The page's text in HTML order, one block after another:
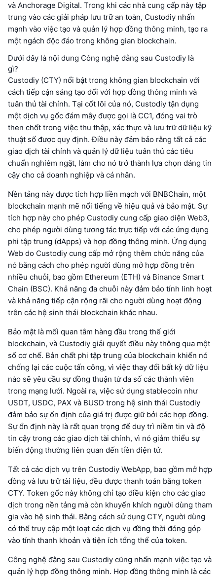
và Anchorage Digital. Trong khi các nhà cung cấp này tập
trung vào các giải pháp lưu trữ an toàn, Custodiy nhấn
mạnh vào việc tạo và quản lý hợp đồng thông minh, tạo ra
một ngách độc đáo trong không gian blockchain.
Dưới đây là nội dung Công nghệ đằng sau Custodiy là
gì?
Custodiy (CTY) nổi bật trong không gian blockchain với
cách tiếp cận sáng tạo đối với hợp đồng thông minh và
tuân thủ tài chính. Tại cốt lõi của nó, Custodiy tận dụng
một dịch vụ gốc đám mây được gọi là CC1, đóng vai trò
then chốt trong việc thu thập, xác thực và lưu trữ dữ liệu kỹ
thuật số được quy định. Điều này đảm bảo rằng tất cả các
giao dịch tài chính và quản lý dữ liệu tuân thủ các tiêu
chuẩn nghiêm ngặt, làm cho nó trở thành lựa chọn đáng tin
cậy cho cả doanh nghiệp và cá nhân.
Nền tảng này được tích hợp liền mạch với BNBChain, một
blockchain mạnh mẽ nổi tiếng về hiệu quả và bảo mật. Sự
tích hợp này cho phép Custodiy cung cấp giao diện Web3,
cho phép người dùng tương tác trực tiếp với các ứng dụng
phi tập trung (dApps) và hợp đồng thông minh. Ứng dụng
Web do Custodiy cung cấp mở rộng thêm chức năng của
nó bằng cách cho phép người dùng mở hợp đồng trên
nhiều chuỗi, bao gồm Ethereum (ETH) và Binance Smart
Chain (BSC). Khả năng đa chuỗi này đảm bảo tính linh hoạt
và khả năng tiếp cận rộng rãi cho người dùng hoạt động
trên các hệ sinh thái blockchain khác nhau.
Bảo mật là mối quan tâm hàng đầu trong thế giới
blockchain, và Custodiy giải quyết điều này thông qua một
số cơ chế. Bản chất phi tập trung của blockchain khiến nó
chống lại các cuộc tấn công, vì việc thay đổi bất kỳ dữ liệu
nào sẽ yêu cầu sự đồng thuận từ đa số các thành viên
trong mạng lưới. Ngoài ra, việc sử dụng stablecoin như
USDT, USDC, PAX và BUSD trong hệ sinh thái Custodiy
đảm bảo sự ổn định của giá trị được giữ bởi các hợp đồng.
Sự ổn định này là rất quan trọng để duy trì niềm tin và độ
tin cậy trong các giao dịch tài chính, vì nó giảm thiểu sự
biến động thường liên quan đến tiền điện tử.
Tất cả các dịch vụ trên Custodiy WebApp, bao gồm mở hợp
đồng và lưu trữ tài liệu, đều được thanh toán bằng token
CTY. Token gốc này không chỉ tạo điều kiện cho các giao
dịch trong nền tảng mà còn khuyến khích người dùng tham
gia vào hệ sinh thái. Bằng cách sử dụng CTY, người dùng
có thể truy cập một loạt các dịch vụ đồng thời đóng góp
vào tính thanh khoản và tiện ích tổng thể của token.
Công nghệ đằng sau Custodiy cũng nhấn mạnh việc tạo và
quản lý hợp đồng thông minh. Hợp đồng thông minh là các